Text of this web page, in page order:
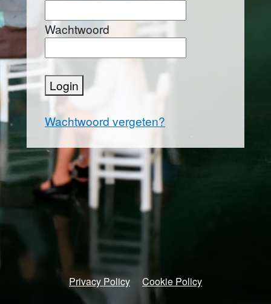
Wachtwoord
Login
Wachtwoord vergeten?
Privacy Policy Cookie Policy